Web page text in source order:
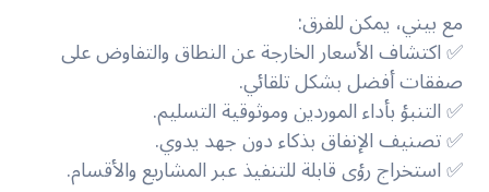
مع بيني، يمكن للفرق:
✅ اكتشاف الأسعار الخارجة عن النطاق والتفاوض على
صفقات أفضل بشكل تلقائي.
✅ التنبؤ بأداء الموردين وموثوقية التسليم.
✅ تصنيف الإنفاق بذكاء دون جهد يدوي.
✅ استخراج رؤى قابلة للتنفيذ عبر المشاريع والأقسام.